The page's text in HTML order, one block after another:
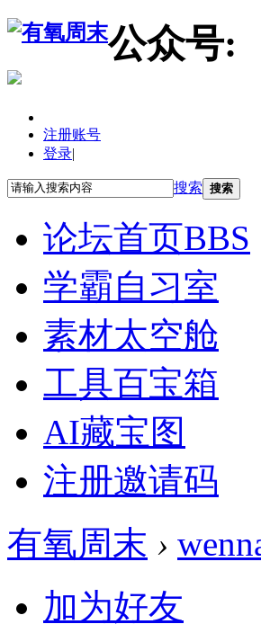
公众号:
注册账号
登录|
搜索 搜索
论坛首页BBS
学霸自习室
素材太空舱
工具百宝箱
AI藏宝图
注册邀请码
有氧周末 ›
加为好友